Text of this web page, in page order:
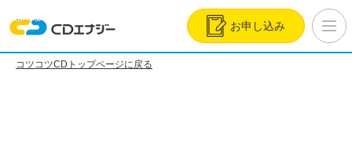
お申し込み
コツコツCDトップページに戻る